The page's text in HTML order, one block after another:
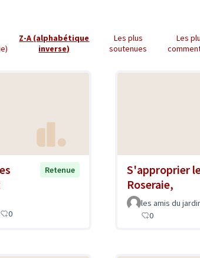
Z-A (alphabétique
inverse)
Les plus
soutenues
Les
Retenue
0
S'approprier
Roseraie,
les amis du
0